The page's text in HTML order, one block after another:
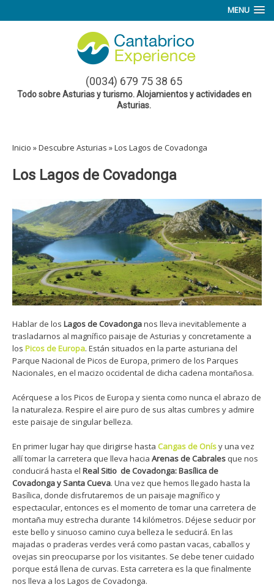
MENU
(0034) 679 75 38 65
Todo sobre Asturias y turismo. Alojamientos y actividades en
Asturias.
Inicio »Descubre Asturias »Los Lagos de Covadonga
Los Lagos de Covadonga
Hablar de los Lagos de Covadonganos lleva inevitablemente a
trasladarnos al magnífico paisaje de Asturias y concretamente a
los Picos de Europa. Están situados en la parte asturiana del
Parque Nacional de Picos de Europa, primero de los Parques
Nacionales, en el macizo occidental de dicha cadena montañosa.
Acérquese a los Picos de Europa y sienta como nunca el abrazo de
la naturaleza. Respire el aire puro de sus altas cumbres y admire
este paisaje de singular belleza.
En primer lugar hay que dirigirse hasta Cangas deOnísy una vez
allí tomar la carretera que lleva hacia Arenas de Cabrales que nos
conducirá hasta el Real Sitio de Covadonga: Basílica de
Covadonga y Santa Cueva. Una vez que hemos llegado hasta la
Basílica, donde disfrutaremos de un paisaje magnífico y
espectacular, entonces es el momento de tomar una carretera de
montaña muy estrecha durante 14 kilómetros. Déjese seducir por
este bello y sinuoso camino cuya belleza le seducirá. En las
majadas o praderas verdes verá como pastan vacas, caballos y
ovejas sin preocuparse por los visitantes. Se debe tener cuidado
porque está llena de curvas. Esta carretera es la que finalmente
nos lleva a los Lagos de Covadonga.